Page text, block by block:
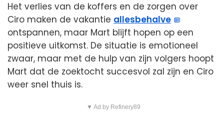
Het verlies van de koffers en de zorgen over
Ciro maken de vakantie allesbehalve
ontspannen, maar Mart blijft hopen op een
positieve uitkomst. De situatie is emotioneel
zwaar, maar met de hulp van zijn volgers hoopt
Mart dat de zoektocht succesvol zal zijn en Ciro
weer snel thuis is.
▼ Ad by Refinery89